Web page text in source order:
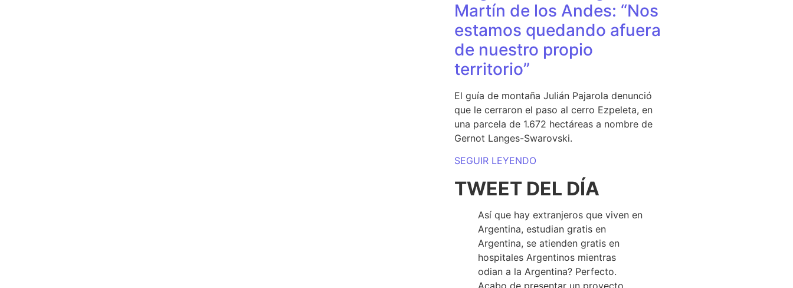
Martín de los Andes: “Nos
estamos quedando afuera
de nuestro propio
territorio”
El guía de montaña Julián Pajarola denunció
que le cerraron el paso al cerro Ezpeleta, en
una parcela de 1.672 hectáreas a nombre de
Gernot Langes-Swarovski.
SEGUIR LEYENDO
TWEET DEL DÍA
Así que hay extranjeros que viven en
Argentina, estudian gratis en
Argentina, se atienden gratis en
hospitales Argentinos mientras
odian a la Argentina? Perfecto.